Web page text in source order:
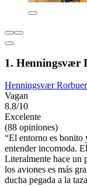
1. Henningsvær
Henningsvær Rorbuer
Vagan
8.8/10
Excelente
(88 opiniones)
“El entorno es bonito
entender incomoda.
Literalmente hace un
los aviones es más
ducha pegada a la